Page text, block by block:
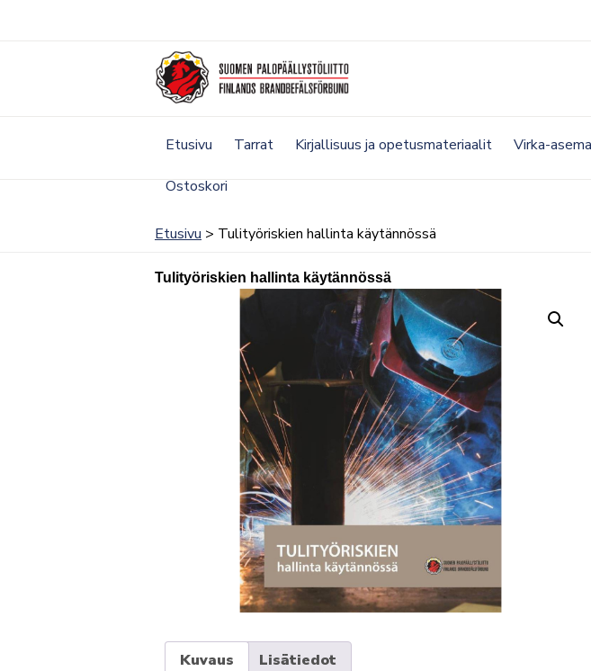
Etusivu Tarrat Kirjallisuus ja opetusmateriaalit Virka-
Ostoskori
Etusivu > Tulityöriskien hallinta käytännössä
Tulityöriskien hallinta käytännössä
Kuvaus Lisätiedot